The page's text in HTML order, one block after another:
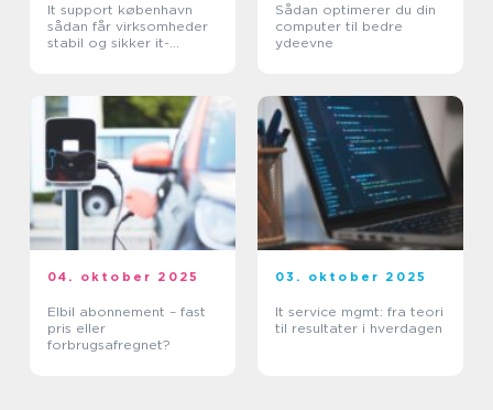
It support københavn
sådan får virksomheder
stabil og sikker it-
Sådan optimerer du din
computer til bedre
ydeevne
04. oktober 2025
Elbil abonnement – fast
pris eller
forbrugsafregnet?
03. oktober 2025
It service mgmt: fra teori
til resultater i hverdagen